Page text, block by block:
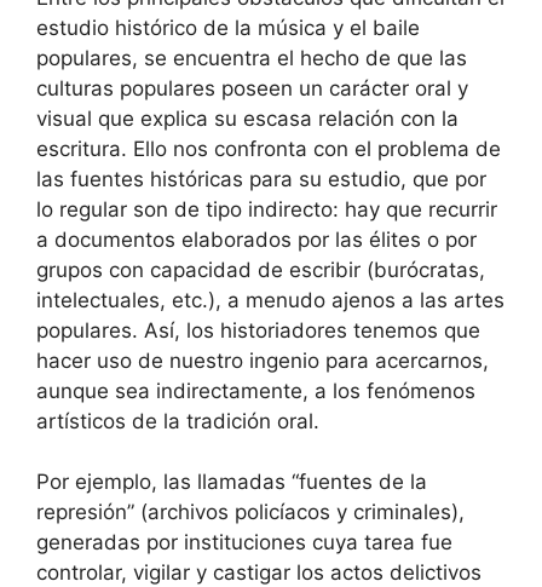
estudio histórico de la música y el baile
populares, se encuentra el hecho de que las
culturas populares poseen un carácter oral y
visual que explica su escasa relación con la
escritura. Ello nos confronta con el problema de
las fuentes históricas para su estudio, que por
lo regular son de tipo indirecto: hay que recurrir
a documentos elaborados por las élites o por
grupos con capacidad de escribir (burócratas,
intelectuales, etc.), a menudo ajenos a las artes
populares. Así, los historiadores tenemos que
hacer uso de nuestro ingenio para acercarnos,
aunque sea indirectamente, a los fenómenos
artísticos de la tradición oral.
Por ejemplo, las llamadas “fuentes de la
represión” (archivos policíacos y criminales),
generadas por instituciones cuya tarea fue
controlar, vigilar y castigar los actos delictivos